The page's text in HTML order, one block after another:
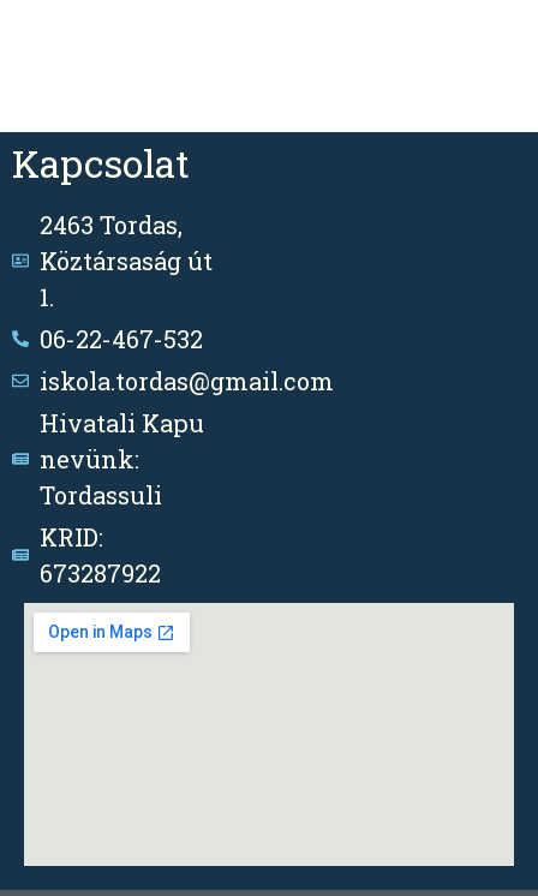
Kapcsolat
2463 Tordas,
Köztársaság út
1.
06-22-467-532
iskola.tordas@gmail.com
Hivatali Kapu
nevünk:
Tordassuli
KRID:
673287922